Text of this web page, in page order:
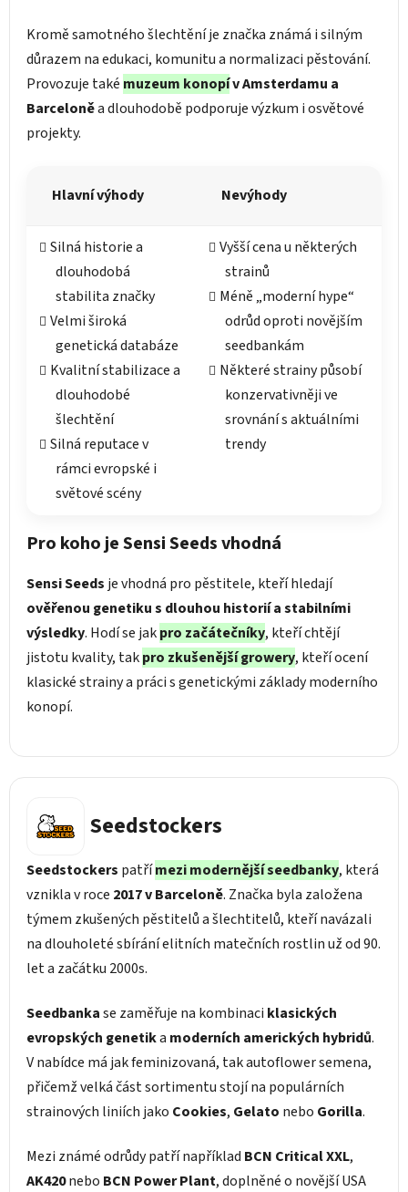
Kromě samotného šlechtění je značka známá i silným
důrazem na edukaci, komunitu a normalizaci pěstování.
Provozuje také muzeum konopív Amsterdamu a
Barceloněa dlouhodobě podporuje výzkum i osvětové
projekty.
Hlavní výhody Nevýhody
Silná historie a
dlouhodobá
stabilita značky
Velmi široká
genetická databáze
Kvalitní stabilizace a
dlouhodobé
šlechtění
Silná reputace v
rámci evropské i
světové scény
Vyšší cena u některých
strainů
Méně „moderní hype“
odrůd oproti novějším
seedbankám
Některé strainy působí
konzervativněji ve
srovnání s aktuálními
trendy
Pro koho je Sensi Seeds vhodná
Sensi Seeds je vhodná pro pěstitele, kteří hledají
ověřenou genetikus dlouhou historií a stabilními
výsledky. Hodí se jakpro začátečníky, kteří chtějí
jistotu kvality, takpro zkušenější growery, kteří ocení
klasické strainy a práci s genetickými základy moderního
konopí.
Seedstockers
Seedstockers patřímezi modernější seedbanky, která
vznikla v roce 2017 v Barceloně. Značka byla založena
týmem zkušených pěstitelů a šlechtitelů, kteří navázali
na dlouholeté sbírání elitních matečních rostlin už od 90.
let a začátku 2000s.
Seedbankase zaměřuje na kombinaci klasických
evropských genetika moderních amerických hybridů.
V nabídce má jak feminizovaná, tak autoflower semena,
přičemž velká část sortimentu stojí na populárních
strainových liniích jako Cookies, Gelato nebo Gorilla.
Mezi známé odrůdy patří například BCN Critical XXL,
AK420nebo BCN Power Plant, doplněné o novější USA